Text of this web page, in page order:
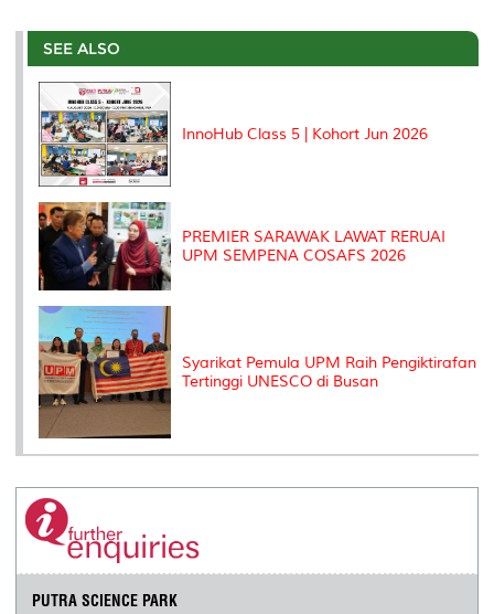
e
b
o
o
k
t
r
e
I
l
L
n
P
e
t
SEE ALSO
InnoHub Class 5 | Kohort Jun 2026
PREMIER SARAWAK LAWAT RERUAI
UPM SEMPENA COSAFS 2026
Syarikat Pemula UPM Raih Pengiktirafan
Tertinggi UNESCO di Busan
PUTRA SCIENCE PARK